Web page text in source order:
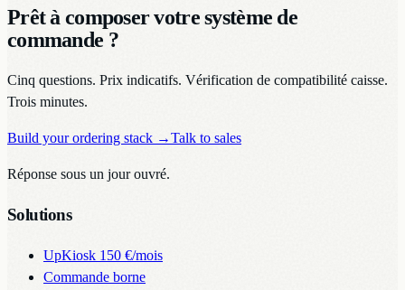
Prêt à composer votre système de
commande ?
Cinq questions. Prix indicatifs. Vérification de compatibilité caisse.
Trois minutes.
Build your ordering stack →Talk to sales
Réponse sous un jour ouvré.
Solutions
UpKiosk 150 €/mois
Commande borne